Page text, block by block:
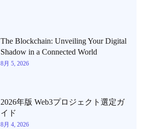
The Blockchain: Unveiling Your Digital
Shadow in a Connected World
8月 5, 2026
2026年版 Web3プロジェクト選定ガ
イド
8月 4, 2026